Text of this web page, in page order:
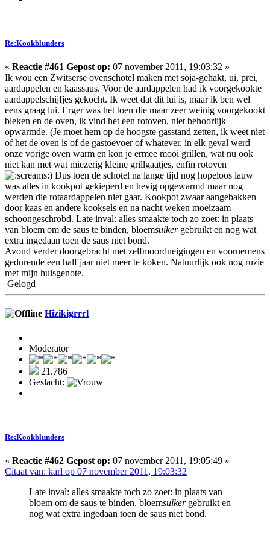
Re:Kookblunders
« Reactie #461 Gepost op: 07 november 2011, 19:03:32 »
Ik wou een Zwitserse ovenschotel maken met soja-gehakt, ui, prei,
aardappelen en kaassaus. Voor de aardappelen had ik voorgekookte
aardappelschijfjes gekocht. Ik weet dat dit lui is, maar ik ben wel
eens graag lui. Erger was het toen die maar zeer weinig voorgekookt
bleken en de oven, ik vind het een rotoven, niet behoorlijk
opwarmde. (Je moet hem op de hoogste gasstand zetten, ik weet niet
of het de oven is of de gastoevoer of whatever, in elk geval werd
onze vorige oven warm en kon je ermee mooi grillen, wat nu ook
niet kan met wat miezerig kleine grillgaatjes, enfin rotoven
) Dus toen de schotel na lange tijd nog hopeloos lauw
was alles in kookpot gekieperd en hevig opgewarmd maar nog
werden die rotaardappelen niet gaar. Kookpot zwaar aangebakken
door kaas en andere kooksels en na nacht weken moeizaam
schoongeschrobd. Late inval: alles smaakte toch zo zoet: in plaats
van bloem om de saus te binden, bloemsuikergebruikt en nog wat
extra ingedaan toen de saus niet bond.
Avond verder doorgebracht met zelfmoordneigingen en voornemens
gedurende een half jaar niet meer te koken. Natuurlijk ook nog ruzie
met mijn huisgenote.
Gelogd
Hizikigrrrl
Moderator
21.786
Geslacht:
Re:Kookblunders
« Reactie #462 Gepost op: 07 november 2011, 19:05:49 »
Citaat van: karl op 07 november 2011, 19:03:32
Late inval: alles smaakte toch zo zoet: in plaats van
bloem om de saus te binden, bloemsuikergebruikt en
nog wat extra ingedaan toen de saus niet bond.